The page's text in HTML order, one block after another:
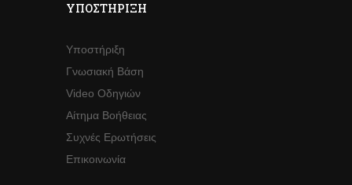
ΥΠΟΣΤΉΡΙΞΗ
Υποστήριξη
Γνωσιακή Βάση
Video Οδηγιών
Αίτημα Βοήθειας
Συχνές Ερωτήσεις
Επικοινωνία